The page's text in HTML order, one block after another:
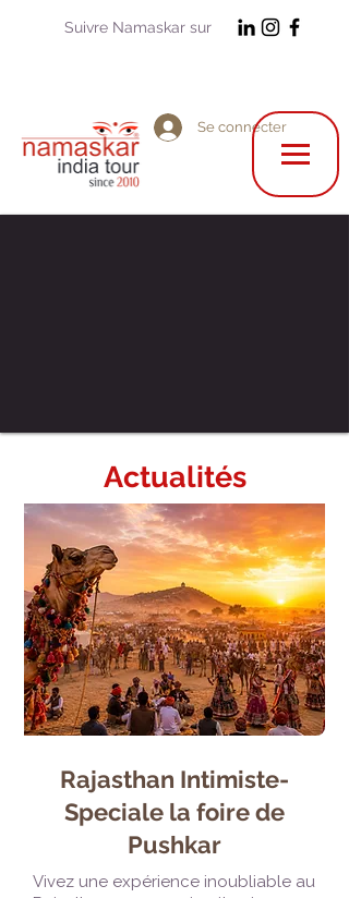
Suivre Namaskar sur
Se connecter
Actualités
Rajasthan Intimiste-
Speciale la foire de
Pushkar
Vivez une expérience inoubliable au